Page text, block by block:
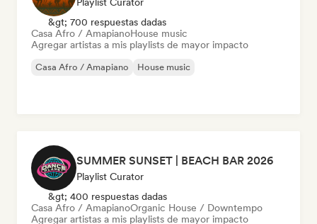
&gt; 700 respuestas dadas
Casa Afro / AmapianoHouse music
Agregar artistas a mis playlists de mayor impacto
Casa Afro / Amapiano House music
SUMMER SUNSET | BEACH BAR 2026
Playlist Curator
&gt; 400 respuestas dadas
Casa Afro / AmapianoOrganic House / Downtempo
Agregar artistas a mis playlists de mayor impacto